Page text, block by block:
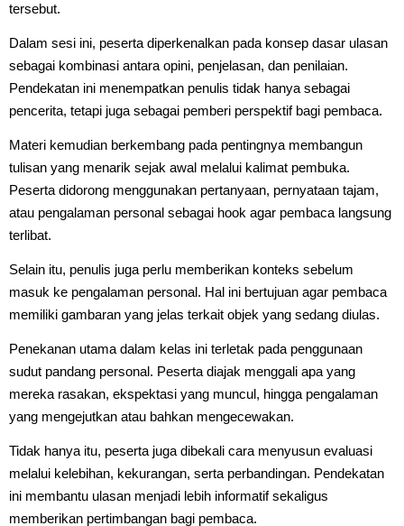
tersebut.
Dalam sesi ini, peserta diperkenalkan pada konsep dasar ulasan
sebagai kombinasi antara opini, penjelasan, dan penilaian.
Pendekatan ini menempatkan penulis tidak hanya sebagai
pencerita, tetapi juga sebagai pemberi perspektif bagi pembaca.
Materi kemudian berkembang pada pentingnya membangun
tulisan yang menarik sejak awal melalui kalimat pembuka.
Peserta didorong menggunakan pertanyaan, pernyataan tajam,
atau pengalaman personal sebagai hook agar pembaca langsung
terlibat.
Selain itu, penulis juga perlu memberikan konteks sebelum
masuk ke pengalaman personal. Hal ini bertujuan agar pembaca
memiliki gambaran yang jelas terkait objek yang sedang diulas.
Penekanan utama dalam kelas ini terletak pada penggunaan
sudut pandang personal. Peserta diajak menggali apa yang
mereka rasakan, ekspektasi yang muncul, hingga pengalaman
yang mengejutkan atau bahkan mengecewakan.
Tidak hanya itu, peserta juga dibekali cara menyusun evaluasi
melalui kelebihan, kekurangan, serta perbandingan. Pendekatan
ini membantu ulasan menjadi lebih informatif sekaligus
memberikan pertimbangan bagi pembaca.